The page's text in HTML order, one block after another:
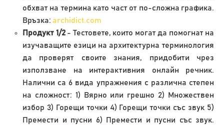
обхват на термина като част от по-сложна графика.
Връзка: archidict.com
Продукт 1/2- Тестовете, които могат да помогнат на
изучаващите езици на архитектурна терминология
да проверят своите знания, придобити чрез
използване на интерактивния онлайн речник.
Налични са 6 вида упражнения с различна степен
на сложност: 1) Вярно или грешно 2) Множествен
избор 3) Горещи точки 4) Горещи точки със звук 5)
Премести и пусни 6) Премести и пусни със звук.